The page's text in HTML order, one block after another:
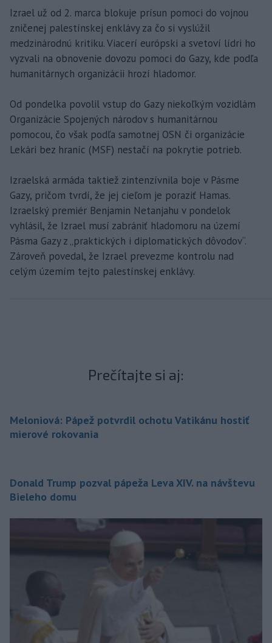
Izrael už od 2. marca blokuje prísun pomoci do vojnou
zničenej palestínskej enklávy za čo si vyslúžil
medzinárodnú kritiku. Viacerí európski a svetoví lídri ho
vyzvali na obnovenie dovozu pomoci do Gazy, kde podľa
humanitárnych organizácii hrozí hladomor.
Od pondelka povolil vstup do Gazy niekoľkým vozidlám
Organizácie Spojených národov s humanitárnou
pomocou, čo však podľa samotnej OSN či organizácie
Lekári bez hraníc (MSF) nestačí na pokrytie potrieb.
Izraelská armáda taktiež zintenzívnila boje v Pásme
Gazy, pričom tvrdí, že jej cieľom je poraziť Hamas.
Izraelský premiér Benjamin Netanjahu v pondelok
vyhlásil, že Izrael musí zabrániť hladomoru na území
Pásma Gazy z „praktických i diplomatických dôvodov“.
Zároveň povedal, že Izrael prevezme kontrolu nad
celým územím tejto palestínskej enklávy.
Prečítajte si aj:
Meloniová: Pápež potvrdil ochotu Vatikánu hostiť
mierové rokovania
Donald Trump pozval pápeža Leva XIV. na návštevu
Bieleho domu